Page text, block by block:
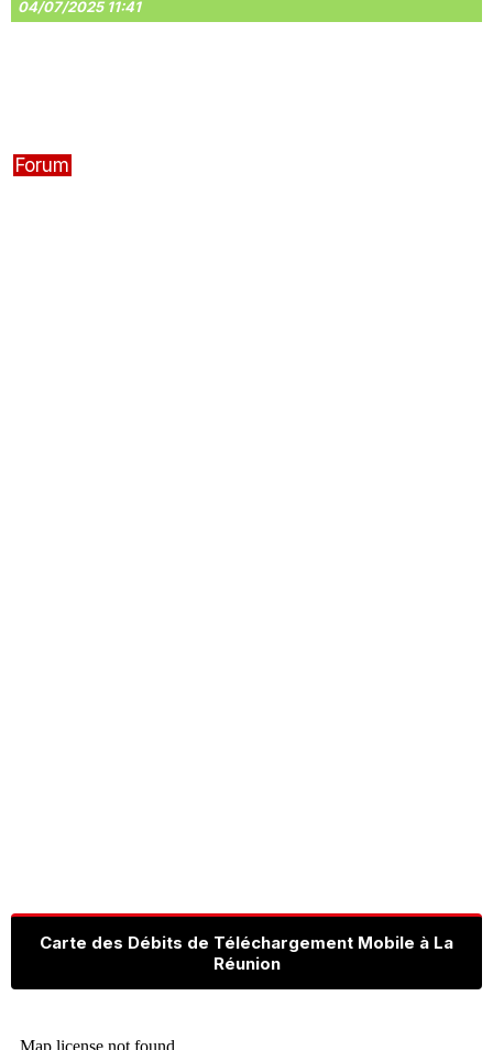
04/07/2025 11:41
Forum
Carte des Débits de Téléchargement Mobile à La
Réunion